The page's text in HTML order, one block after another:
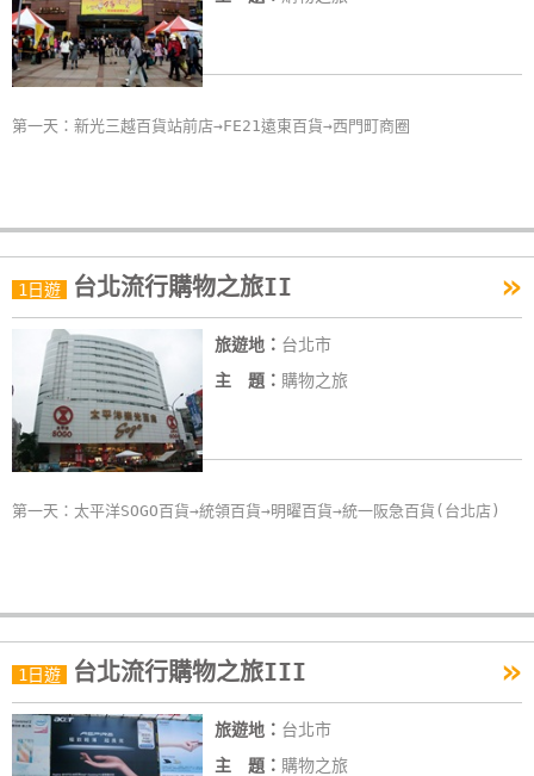
第一天：新光三越百貨站前店→FE21遠東百貨→西門町商圈
1日遊 台北流行購物之旅II »
旅遊地： 台北市
主 題： 購物之旅
第一天：太平洋SOGO百貨→統領百貨→明曜百貨→統一阪急百貨(台北店)
1日遊 台北流行購物之旅III »
旅遊地： 台北市
主 題： 購物之旅